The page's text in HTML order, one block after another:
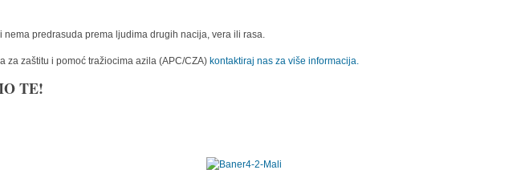
predrasuda prema ljudima drugih nacija, vera ili rasa.
za zaštitu i pomoć tražiocima azila (APC/CZA) kontaktiraj nas za više informacija.
TE!